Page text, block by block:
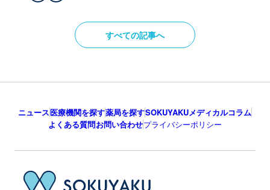
すべての記事へ
ニュース医療機関を探す薬局を探すSOKUYAKUメディカルコラム
よくある質問お問い合わせプライバシーポリシー